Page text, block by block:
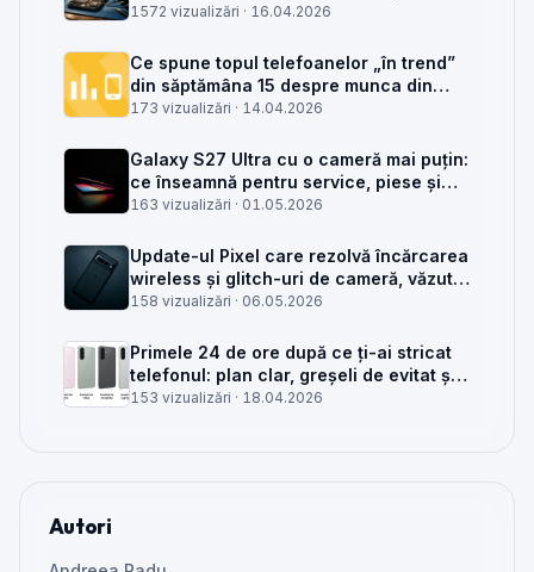
placa de bază sau din rețea
1572 vizualizări · 16.04.2026
Ce spune topul telefoanelor „în trend”
din săptămâna 15 despre munca din
service GSM
173 vizualizări · 14.04.2026
Galaxy S27 Ultra cu o cameră mai puțin:
ce înseamnă pentru service, piese și
client
163 vizualizări · 01.05.2026
Update-ul Pixel care rezolvă încărcarea
wireless și glitch-uri de cameră, văzut
din service
158 vizualizări · 06.05.2026
Primele 24 de ore după ce ți-ai stricat
telefonul: plan clar, greșeli de evitat și
când mai merită reparat
153 vizualizări · 18.04.2026
Autori